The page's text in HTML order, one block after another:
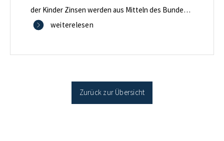
der Kinder Zinsen werden aus Mitteln des Bundes
verbilligt: Heutiger Zins bei 0,53 Prozent effektiv bei
Antragstellende verpflichten sich zu energetischer
Sanierung in Einzelmaßnahmen […]
weiterelesen
Zurück zur Übersicht